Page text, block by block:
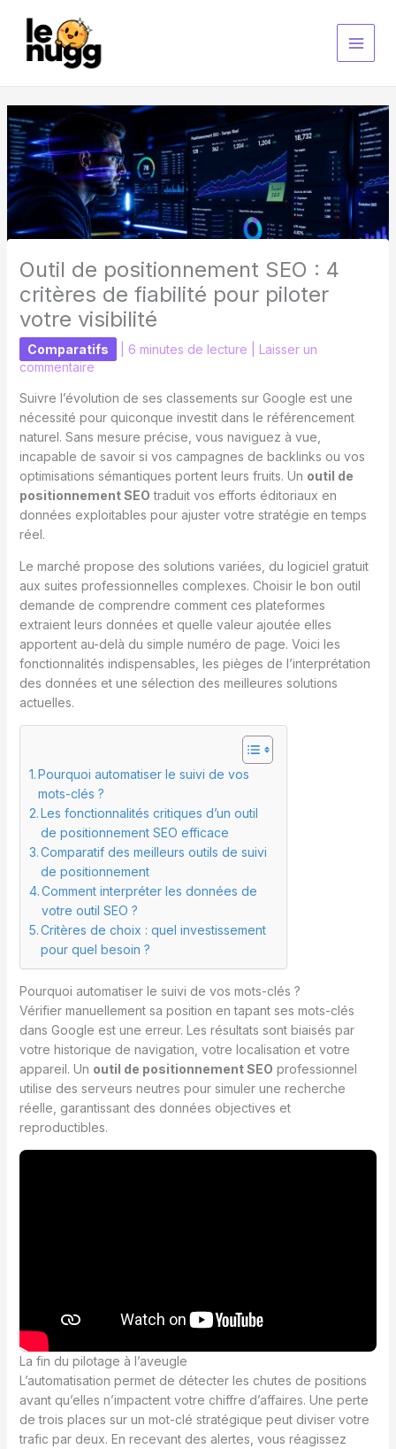
contenu
Outil de positionnement SEO : 4
critères de fiabilité pour piloter
votre visibilité
Comparatifs 6 minutes de lecture
Laisser un
commentaire
Suivre l’évolution de ses classements sur Google est une
nécessité pour quiconque investit dans le référencement
naturel. Sans mesure précise, vous naviguez à vue,
incapable de savoir si vos campagnes de backlinks ou vos
optimisations sémantiques portent leurs fruits. Un outil de
positionnement SEO traduit vos efforts éditoriaux en
données exploitables pour ajuster votre stratégie en temps
réel.
Le marché propose des solutions variées, du logiciel gratuit
aux suites professionnelles complexes. Choisir le bon outil
demande de comprendre comment ces plateformes
extraient leurs données et quelle valeur ajoutée elles
apportent au-delà du simple numéro de page. Voici les
fonctionnalités indispensables, les pièges de l’interprétation
des données et une sélection des meilleures solutions
actuelles.
Pourquoi automatiser le suivi de vos
mots-clés ?
Les fonctionnalités critiques d’un outil
de positionnement SEO efficace
Comparatif des meilleurs outils de suivi
de positionnement
Comment interpréter les données de
votre outil SEO ?
Critères de choix : quel investissement
pour quel besoin ?
Pourquoi automatiser le suivi de vos mots-clés ?
Vérifier manuellement sa position en tapant ses mots-clés
dans Google est une erreur. Les résultats sont biaisés par
votre historique de navigation, votre localisation et votre
appareil. Un outil de positionnement SEO professionnel
utilise des serveurs neutres pour simuler une recherche
réelle, garantissant des données objectives et
reproductibles.
La fin du pilotage à l’aveugle
L’automatisation permet de détecter les chutes de positions
avant qu’elles n’impactent votre chiffre d’affaires. Une perte
de trois places sur un mot-clé stratégique peut diviser votre
trafic par deux. En recevant des alertes, vous réagissez